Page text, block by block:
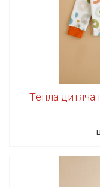
Тепла